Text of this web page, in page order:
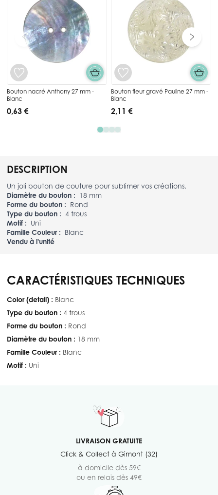
DESCRIPTION
Un joli bouton de couture pour sublimer vos créations.
Diamètre du bouton :
18 mm
Forme du bouton : Rond
Type du bouton : 4 trous
Motif : Uni
Famille Couleur : Blanc
Vendu à l'unité
Bouton nacré Anthony 27 mm -
Blanc
0,63 €
Bouton fleur gravé Pauline 27 mm -
Blanc
2,11 €
CARACTÉRISTIQUES TECHNIQUES
Color (detail) : Blanc
Type du bouton : 4 trous
Forme du bouton : Rond
Diamètre du bouton : 18 mm
Famille Couleur : Blanc
Motif : Uni
LIVRAISON GRATUITE
Click & Collect à Gimont (32)
à domicile dès 59€
ou en relais dès 49€